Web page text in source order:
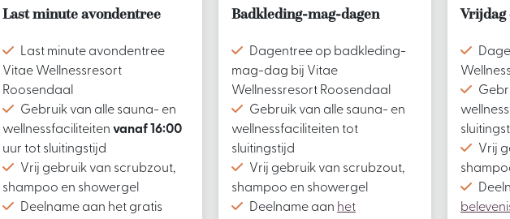
Last minute avondentree
Last minute avondentree
Vitae Wellnessresort
Roosendaal
Gebruik van alle sauna- en
wellnessfaciliteiten vanaf 16:00
uur tot sluitingstijd
Vrij gebruik van scrubzout,
shampoo en showergel
Deelname aan het gratis
Badkleding-mag-dagen
Dagentree op badkleding-
mag-dag bij Vitae
Wellnessresort Roosendaal
Gebruik van alle sauna- en
wellnessfaciliteiten tot
sluitingstijd
Vrij gebruik van scrubzout,
shampoo en showergel
Deelname aan het
Vrijdag
Vrij